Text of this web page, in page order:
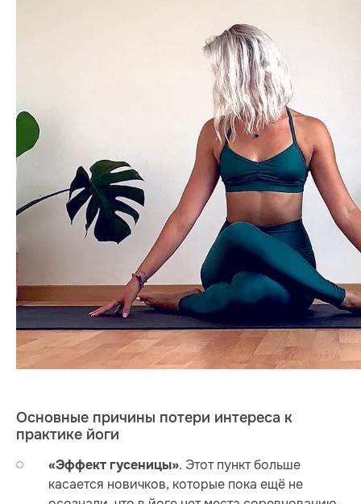
Основные причины потери интереса к
практике йоги
«Эффект гусеницы». Этот пункт больше
касается новичков, которые пока ещё не